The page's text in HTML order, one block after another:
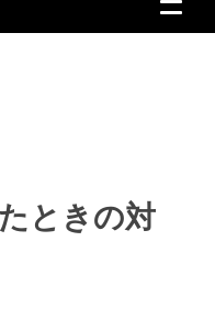
ときの対